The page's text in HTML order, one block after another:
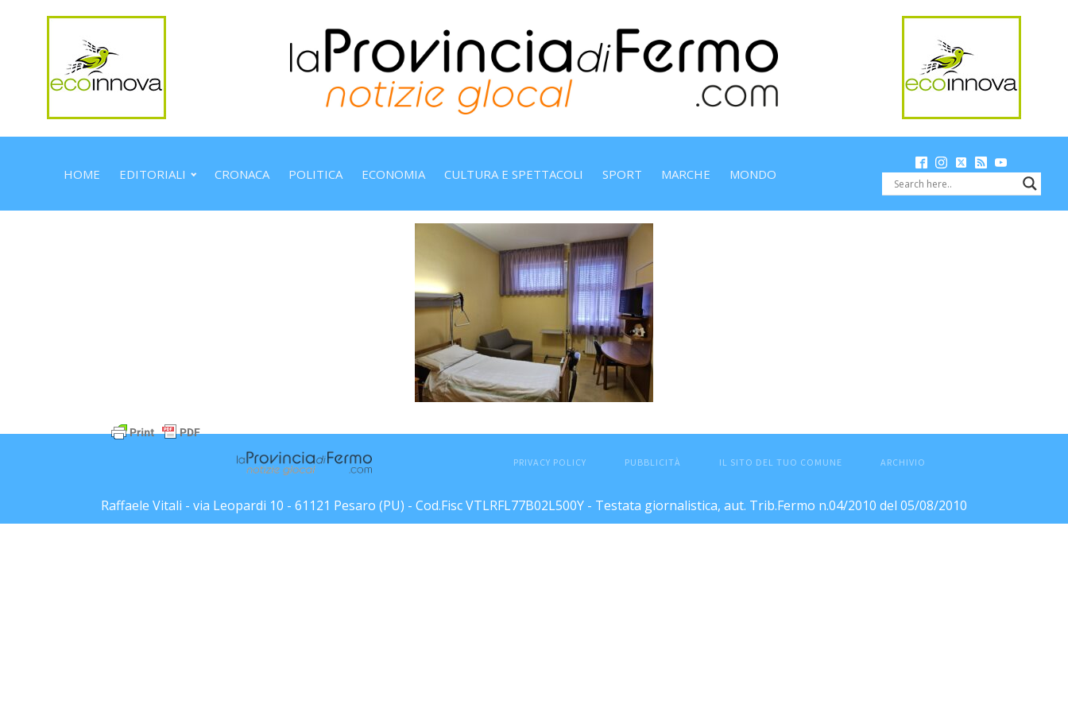
HOME EDITORIALI CRONACA POLITICA ECONOMIA CULTURA E SPETTACOLI SPORT MARCHE MONDO
PRIVACY POLICY PUBBLICITÀ IL SITO DEL TUO COMUNE ARCHIVIO
Raffaele Vitali - via Leopardi 10 - 61121 Pesaro (PU) - Cod.Fisc VTLRFL77B02L500Y - Testata giornalistica, aut. Trib.Fermo n.04/2010 del 05/08/2010